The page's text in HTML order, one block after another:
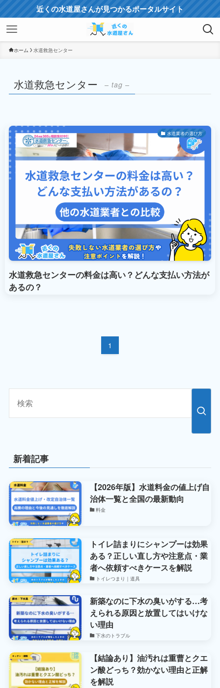
近くの水道屋さんが見つかるポータルサイト
ホーム 水道救急センター
水道救急センター – tag –
水道業者の選び方
水道救急センターの料金は高い？どんな支払い方法が
あるの？
1
新着記事
【2026年版】水道料金の値上げ自
治体一覧と全国の最新動向
料金
トイレ詰まりにシャンプーは効果
ある？正しい直し方や注意点・業
者へ依頼すべきケースを解説
トイレつまり｜道具
新築なのに下水の臭いがする…考
えられる原因と放置してはいけな
い理由
下水のトラブル
【結論あり】油汚れは重曹とクエ
ン酸どっち？効かない理由と正解
を解説